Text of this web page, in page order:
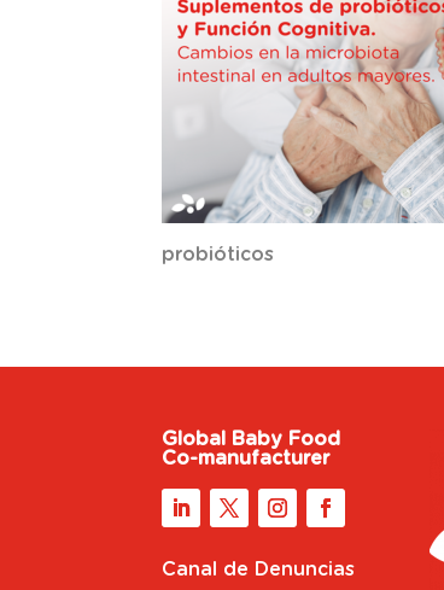
probióticos
Global Baby Food
Co-manufacturer
Canal de Denuncias